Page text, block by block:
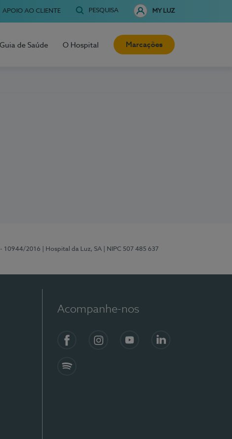
APOIO AO CLIENTE PESQUISA MY LUZ
Guia de Saúde O Hospital Marcações
- 10944/2016 | Hospital da Luz, SA | NIPC 507 485 637
Acompanhe-nos